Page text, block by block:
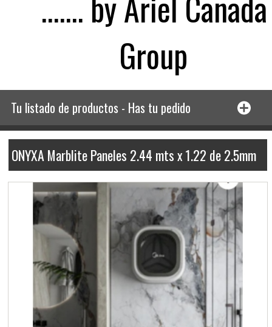
Group
Tu listado de productos - Has tu pedido
ONYXA Marblite Paneles 2.44 mts x 1.22 de 2.5mm